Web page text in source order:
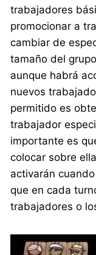
trabajadores
promocionar a
cambiar de
tamaño del
aunque habrá
nuevos
permitido es
trabajador
importante es
colocar sobre
activarán
que en cada
trabajadores o